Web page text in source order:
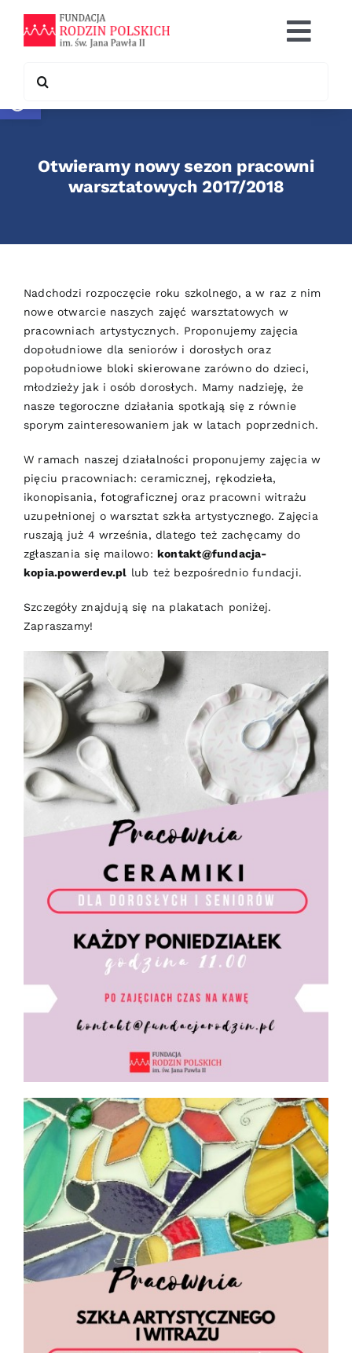
Otwórz pasek narzędzi
content
Co robimy
Współpraca
for:
Otwieramy nowy sezon pracowni
warsztatowych 2017/2018
Nadchodzi rozpoczęcie roku szkolnego, a w raz z nim
nowe otwarcie naszych zajęć warsztatowych w
pracowniach artystycznych. Proponujemy zajęcia
dopołudniowe dla seniorów i dorosłych oraz
popołudniowe bloki skierowane zarówno do dzieci,
młodzieży jak i osób dorosłych. Mamy nadzieję, że
nasze tegoroczne działania spotkają się z równie
sporym zainteresowaniem jak w latach poprzednich.
W ramach naszej działalności proponujemy zajęcia w
pięciu pracowniach: ceramicznej, rękodzieła,
ikonopisania, fotograficznej oraz pracowni witrażu
uzupełnionej o warsztat szkła artystycznego. Zajęcia
ruszają już 4 września, dlatego też zachęcamy do
zgłaszania się mailowo:kontakt@fundacja-
kopia.powerdev.pl lub też bezpośrednio fundacji.
Szczegóły znajdują się na plakatach poniżej.
Zapraszamy!